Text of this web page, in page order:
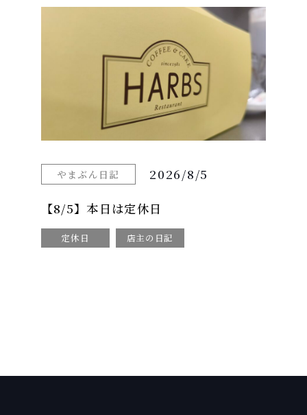
やまぶん日記 2026/8/5
【8/5】本日は定休日
定休日 店主の日記